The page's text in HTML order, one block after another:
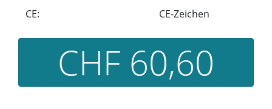
CE: CE-Zeichen
CHF 60,60